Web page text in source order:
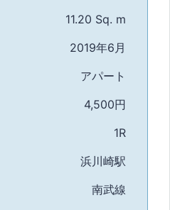
11.20 Sq. m
2019年6月
アパート
4,500円
1R
浜川崎駅
南武線